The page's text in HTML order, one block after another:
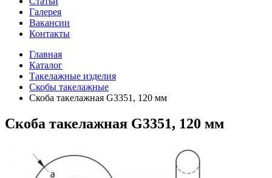
Галерея
Вакансии
Контакты
Главная
Каталог
Такелажные изделия
Скобы такелажные
Скоба такелажная G3351, 120 мм
Скоба такелажная G3351, 120 мм